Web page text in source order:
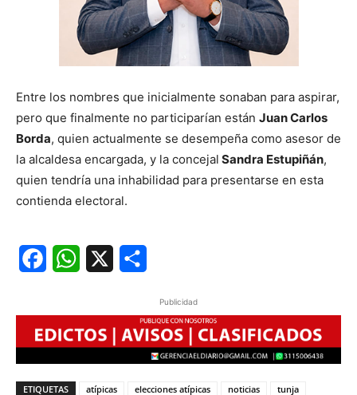
Entre los nombres que inicialmente sonaban para aspirar,
pero que finalmente no participarían están Juan Carlos
Borda, quien actualmente se desempeña como asesor de
la alcaldesa encargada, y la concejal Sandra Estupiñán,
quien tendría una inhabilidad para presentarse en esta
contienda electoral.
FacebookWhatsApp
Publicidad
ETIQUETAS atípicas elecciones atípicas noticias tunja